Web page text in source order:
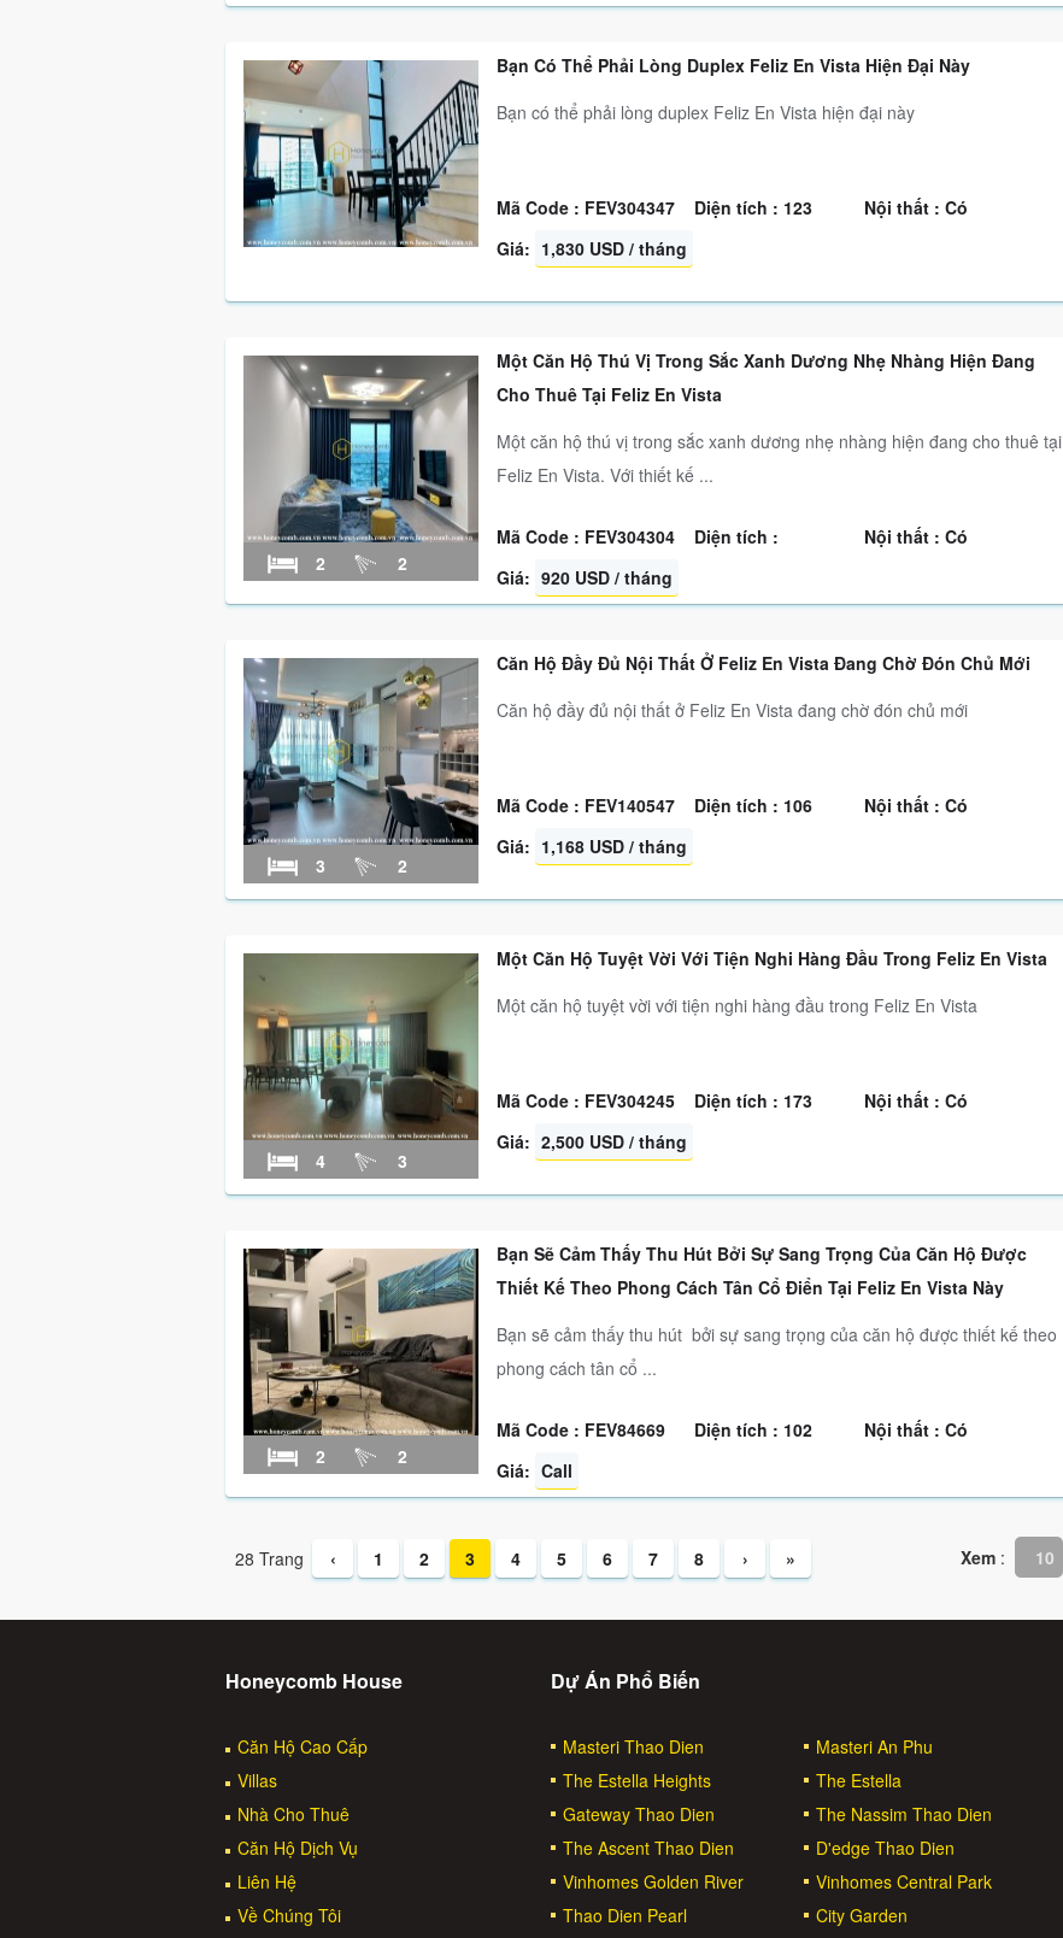
Bạn Có Thể Phải Lòng Duplex Feliz En Vista Hiện Đại Này
Bạn có thể phải lòng duplex Feliz En Vista hiện đại này
Mã Code : FEV304347 Diện tích : 123
Nội thất : Có
Giá: 1,830 USD / tháng
2 2
Một Căn Hộ Thú Vị Trong Sắc Xanh Dương Nhẹ Nhàng Hiện Đang
Cho Thuê Tại Feliz En Vista
Một căn hộ thú vị trong sắc xanh dương nhẹ nhàng hiện đang cho thuê tại
Feliz En Vista. Với thiết kế ...
Mã Code : FEV304304 Diện tích :
Nội thất : Có
Giá: 920 USD / tháng
3 2
Căn Hộ Đầy Đủ Nội Thất Ở Feliz En Vista Đang Chờ Đón Chủ Mới
Căn hộ đầy đủ nội thất ở Feliz En Vista đang chờ đón chủ mới
Mã Code : FEV140547 Diện tích : 106
Nội thất : Có
Giá: 1,168 USD / tháng
4 3
Một Căn Hộ Tuyệt Vời Với Tiện Nghi Hàng Đầu Trong Feliz En Vista
Một căn hộ tuyệt vời với tiện nghi hàng đầu trong Feliz En Vista
Mã Code : FEV304245 Diện tích : 173
Nội thất : Có
Giá: 2,500 USD / tháng
2 2
Bạn Sẽ Cảm Thấy Thu Hút Bởi Sự Sang Trọng Của Căn Hộ Được
Thiết Kế Theo Phong Cách Tân Cổ Điển Tại Feliz En Vista Này
Bạn sẽ cảm thấy thu hút bởi sự sang trọng của căn hộ được thiết kế theo
phong cách tân cổ ...
Mã Code : FEV84669 Diện tích : 102
Nội thất : Có
Giá: Call
28 Trang ‹ 1 2 3 4 5 6 7 8 › » Xem : 10
Honeycomb House
Căn Hộ Cao Cấp
Villas
Nhà Cho Thuê
Căn Hộ Dịch Vụ
Liên Hệ
Về Chúng Tôi
Dự Án Phổ Biến
Masteri Thao Dien
Masteri An Phu
The Estella Heights
The Estella
Gateway Thao Dien
The Nassim Thao Dien
The Ascent Thao Dien
D'edge Thao Dien
Vinhomes Golden River
Vinhomes Central Park
Thao Dien Pearl
City Garden